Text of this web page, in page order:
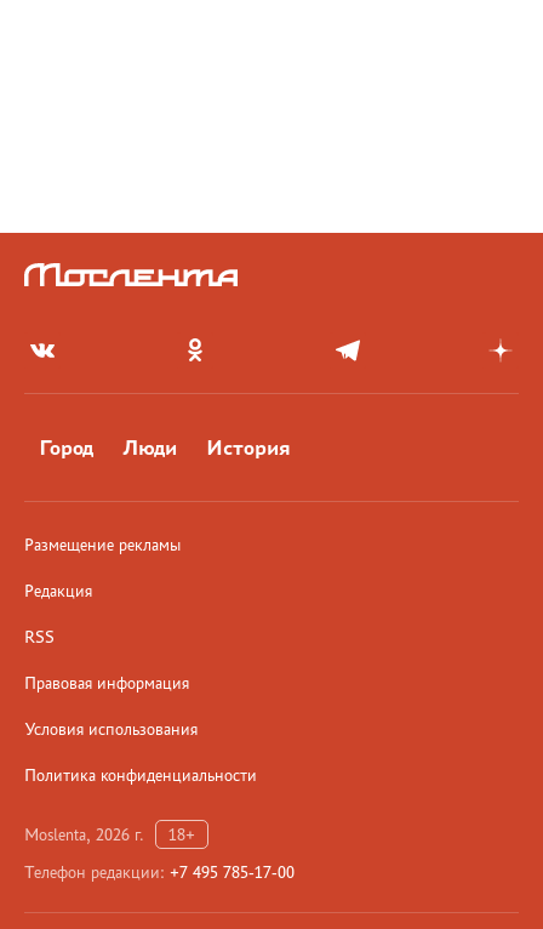
Город Люди История
Размещение рекламы
Редакция
RSS
Правовая информация
Условия использования
Политика конфиденциальности
Moslenta, 2026 г.
18+
Телефон редакции: +7 495 785-17-00